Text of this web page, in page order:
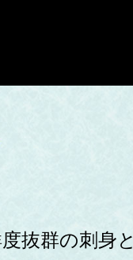
抜群の刺身と